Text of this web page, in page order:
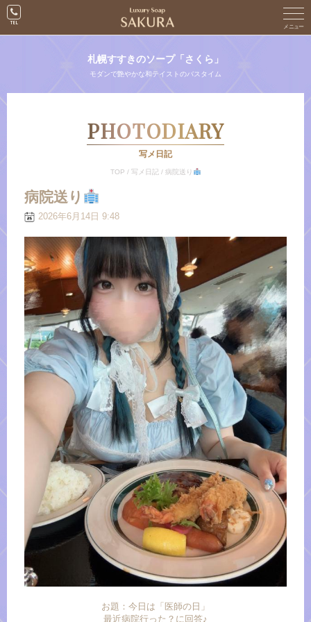
札幌すすきのソープ「さくら」
モダンで艶やかな和テイストのバスタイム
PHOTODIARY
写メ日記
TOP / 写メ日記 / 病院送り
病院送り
2026年6月14日 9:48
お題：今日は「医師の日」
最近病院行った？に回答♪